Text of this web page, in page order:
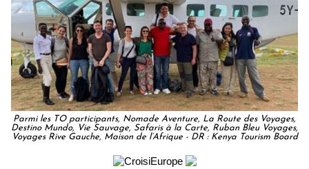
Parmi les TO participants, Nomade Aventure, La Route des Voyages,
Destino Mundo, Vie Sauvage, Safaris à la Carte, Ruban Bleu Voyages,
Voyages Rive Gauche, Maison de l’Afrique - DR : Kenya Tourism Board